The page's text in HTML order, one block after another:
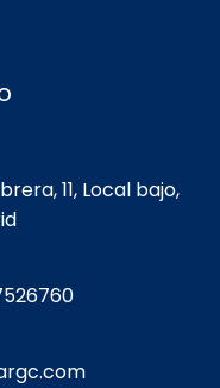
11, Local bajo,